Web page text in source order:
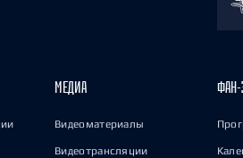
МЕДИА
Видеоматериалы
Видеотрансляции
ФАН-